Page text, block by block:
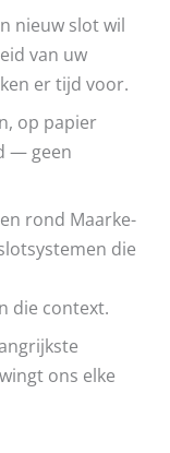
nieuw slot wil
van uw
er tijd voor.
op papier
— geen
rond Maarke-
die
die context.
ons elke